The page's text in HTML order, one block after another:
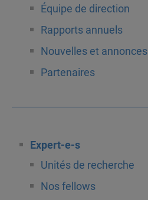
Équipe de direction
Rapports annuels
Nouvelles et annonces
Partenaires
Expert-e-s
Unités de recherche
Nos fellows